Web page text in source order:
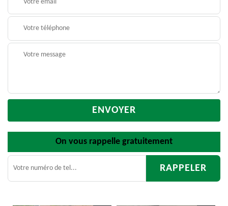
On vous rappelle gratuitement